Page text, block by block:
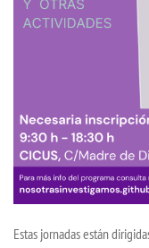
Estas jornadas están